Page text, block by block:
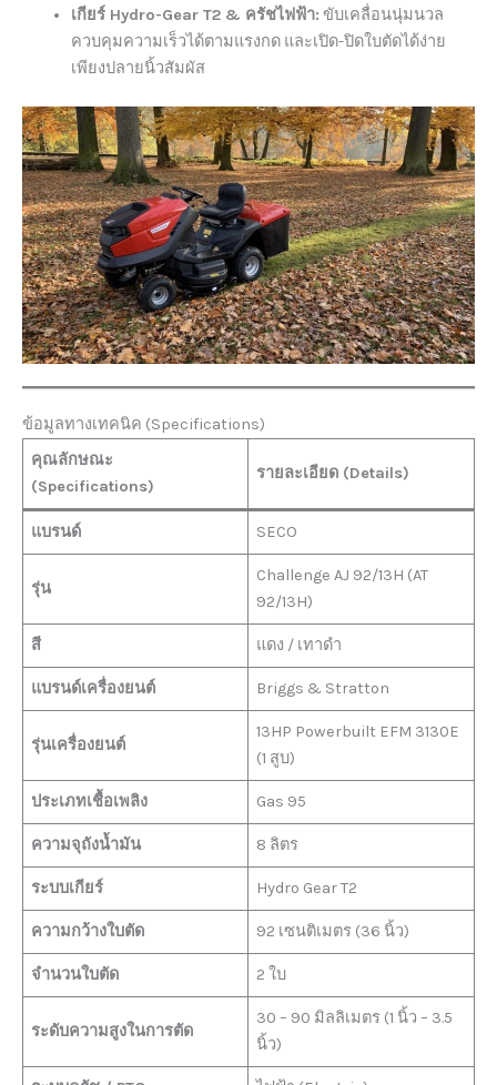
เกียร์ Hydro-Gear T2 & ครัชไฟฟ้า: ขับเคลื่อนนุ่มนวล
ควบคุมความเร็วได้ตามแรงกด และเปิด-ปิดใบตัดได้ง่าย
เพียงปลายนิ้วสัมผัส
ข้อมูลทางเทคนิค (Specifications)
คุณลักษณะ
(Specifications)
รายละเอียด (Details)
แบรนด์ SECO
รุ่น
Challenge AJ 92/13H (AT
92/13H)
สี แดง / เทาดำ
แบรนด์เครื่องยนต์ Briggs & Stratton
รุ่นเครื่องยนต์
13HP Powerbuilt EFM 3130E
(1 สูบ)
ประเภทเชื้อเพลิง Gas 95
ความจุถังน้ำมัน 8 ลิตร
ระบบเกียร์ Hydro Gear T2
ความกว้างใบตัด 92 เซนติเมตร (36 นิ้ว)
จำนวนใบตัด 2 ใบ
ระดับความสูงในการตัด
30 – 90 มิลลิเมตร (1 นิ้ว – 3.5
นิ้ว)